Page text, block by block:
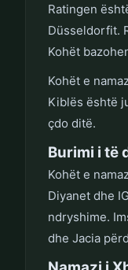
Ratingen
Düsseldorfit.
Kohët
Kohët e
Kiblës është
çdo ditë.
Burimi i të
Kohët e
Diyanet dhe
ndryshime.
dhe Jacia